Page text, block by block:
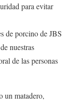
para evitar
de porcino de JBS
nuestras
de las personas
un matadero,